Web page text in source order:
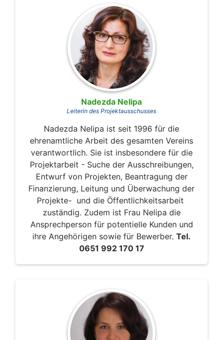
Nadezda Nelipa
Leiterin des Projektausschusses
Nadezda Nelipa ist seit 1996 für die
ehrenamtliche Arbeit des gesamten Vereins
verantwortlich. Sie ist insbesondere für die
Projektarbeit - Suche der Ausschreibungen,
Entwurf von Projekten, Beantragung der
Finanzierung, Leitung und Überwachung der
Projekte- und die Öffentlichkeitsarbeit
zuständig. Zudem ist Frau Nelipa die
Ansprechperson für potentielle Kunden und
ihre Angehörigen sowie für Bewerber. Tel.
0651 992 170 17